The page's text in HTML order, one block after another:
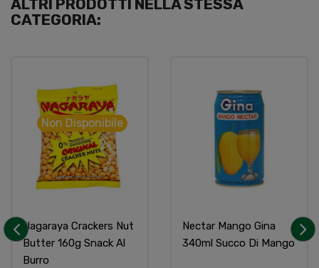
ALTRI PRODOTTI NELLA STESSA
CATEGORIA:
Nagaraya Crackers Nut
Butter 160g Snack Al
Burro
Non Disponibile
Nectar Mango Gina
340ml Succo Di Mango